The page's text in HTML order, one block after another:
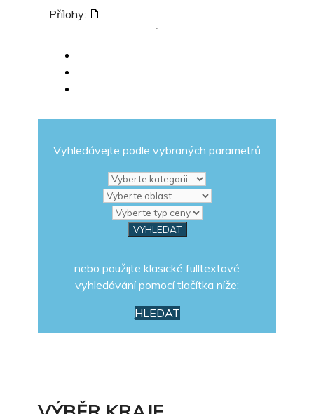
Přílohy:
Vyhledávejte podle vybraných parametrů
nebo použijte klasické fulltextové
vyhledávání pomocí tlačítka níže:
HLEDAT